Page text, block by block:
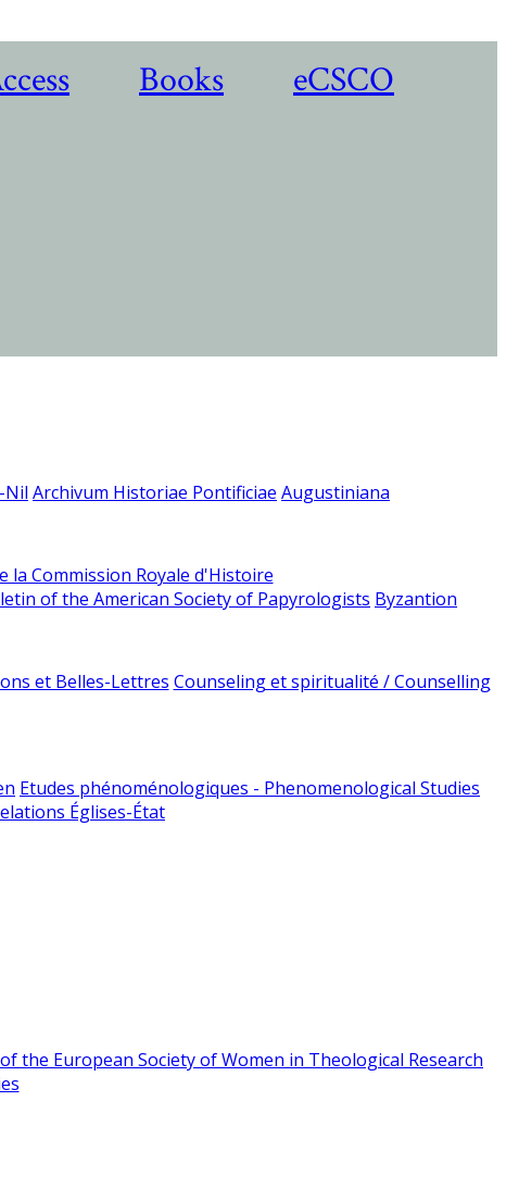
Books eCSCO
Nil Archivum Historiae Pontificiae Augustiniana
la Commission Royale d'Histoire
of the American Society of Papyrologists Byzantion
et Belles-Lettres Counseling et spiritualité / Counselling
Etudes phénoménologiques - Phenomenological Studies
Églises-État
the European Society of Women in Theological Research